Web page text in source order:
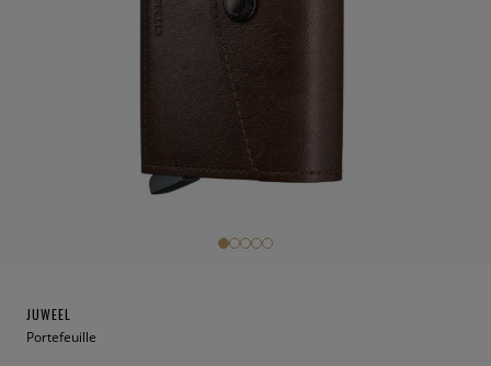
JUWEEL
Portefeuille